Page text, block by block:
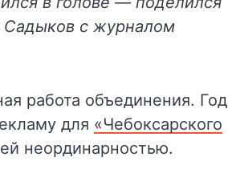
с журналом
работа объединения. Год
для «Чебоксарского
неординарностью.